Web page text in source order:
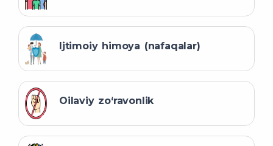
Ijtimoiy himoya (nafaqalar)
Oilaviy zo‘ravonlik